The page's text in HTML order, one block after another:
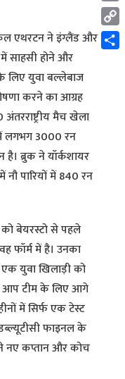
एथरटन ने इंग्लैंड और
साहसी होने और
लिए युवा बल्लेबाज
करने का आग्रह
मैच खेला
लगभग 3000 रन
ब्रुक ने यॉर्कशायर
पारियों में 840 रन
बेयरस्टो से पहले
फॉर्म में है। उनका
एक युवा खिलाड़ी को
आप टीम के लिए आगे
में सिर्फ एक टेस्ट
फाइनल के
नए कप्तान और कोच
Copy
Link